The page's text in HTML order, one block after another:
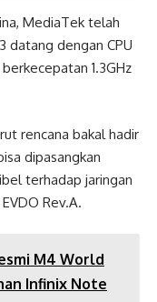
MediaTek telah
datang dengan CPU
1.3GHz
rencana bakal hadir
dipasangkan
terhadap jaringan
Rev.A.
M4 World
Infinix Note